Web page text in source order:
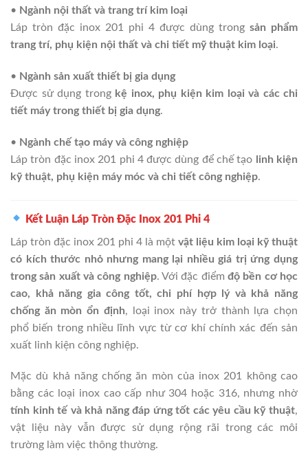
• Ngành nội thất và trang trí kim loại
Láp tròn đặc inox 201 phi 4 được dùng trong sản phẩm
trang trí, phụ kiện nội thất và chi tiết mỹ thuật kim loại.
• Ngành sản xuất thiết bị gia dụng
Được sử dụng trong kệ inox, phụ kiện kim loại và các chi
tiết máy trong thiết bị gia dụng.
• Ngành chế tạo máy và công nghiệp
Láp tròn đặc inox 201 phi 4 được dùng để chế tạo
linh kiện
kỹ thuật, phụ kiện máy móc và chi tiết công nghiệp.
Kết Luận Láp Tròn Đặc Inox 201 Phi 4
Láp tròn đặc inox 201 phi 4 là một vật liệu kim loại kỹ thuật
có kích thước nhỏ nhưng mang lại nhiều giá trị ứng dụng
trong sản xuất và công nghiệp. Với đặc điểmđộ bền cơ học
cao, khả năng gia công tốt, chi phí hợp lý và khả năng
chống ăn mòn ổn định, loại inox này trở thành lựa chọn
phổ biến trong nhiều lĩnh vực từ cơ khí chính xác đến sản
xuất linh kiện công nghiệp.
Mặc dù khả năng chống ăn mòn của inox 201 không cao
bằng các loại inox cao cấp như 304 hoặc 316, nhưng nhờ
tính kinh tế và khả năng đáp ứng tốt các yêu cầu kỹ thuật,
vật liệu này vẫn được sử dụng rộng rãi trong các môi
trường làm việc thông thường.